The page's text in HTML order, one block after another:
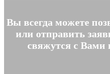
Вы всегда можете
или отправить
свяжутся с